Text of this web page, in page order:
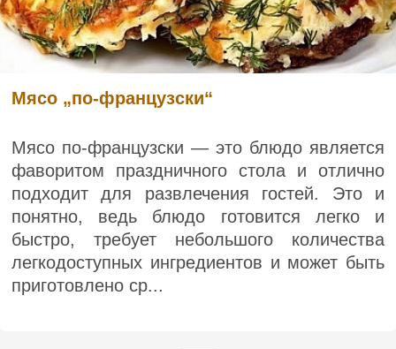
Мясо „по-французски“
Мясо по-французски — это блюдо является
фаворитом праздничного стола и отлично
подходит для развлечения гостей. Это и
понятно, ведь блюдо готовится легко и
быстро, требует небольшого количества
легкодоступных ингредиентов и может быть
приготовлено ср...